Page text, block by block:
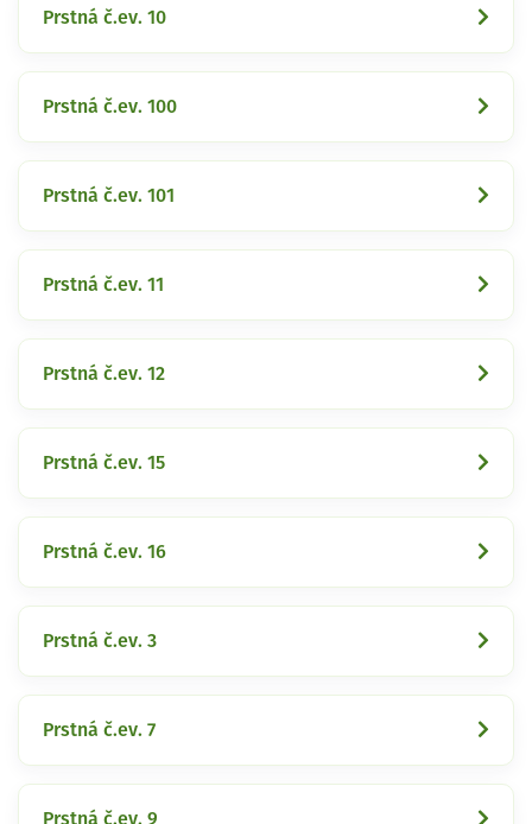
Prstná č.ev. 10
Prstná č.ev. 100
Prstná č.ev. 101
Prstná č.ev. 11
Prstná č.ev. 12
Prstná č.ev. 15
Prstná č.ev. 16
Prstná č.ev. 3
Prstná č.ev. 7
Prstná č.ev. 9